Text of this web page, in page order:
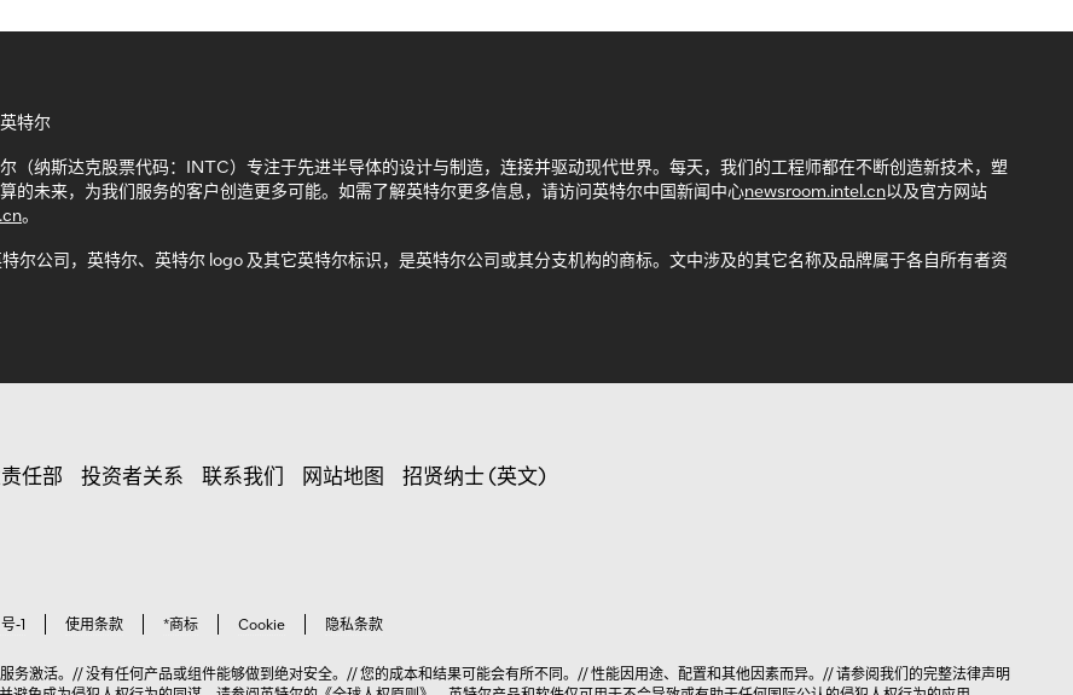
特尔
（纳斯达克股票代码：INTC）专注于先进半导体的设计与制造，连接并驱动现代世界。每天，我们的工程师都在不断创造新技术，塑
的未来，为我们服务的客户创造更多可能。如需了解英特尔更多信息，请访问英特尔中国新闻中心newsroom.intel.cn以及官方网站
。
尔公司，英特尔、英特尔 logo 及其它英特尔标识，是英特尔公司或其分支机构的商标。文中涉及的其它名称及品牌属于各自所有者资
任部 投资者关系 联系我们 网站地图 招贤纳士 (英文)
-1 使用条款 *商标 Cookie 隐私条款
务激活。// 没有任何产品或组件能够做到绝对安全。// 您的成本和结果可能会有所不同。// 性能因用途、配置和其他因素而异。// 请参阅我们的完整法律声明